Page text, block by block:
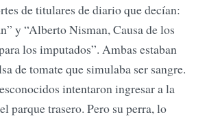
de titulares de diario que decían:
y “Alberto Nisman, Causa de los
los imputados”. Ambas estaban
de tomate que simulaba ser sangre.
intentaron ingresar a la
parque trasero. Pero su perra, lo